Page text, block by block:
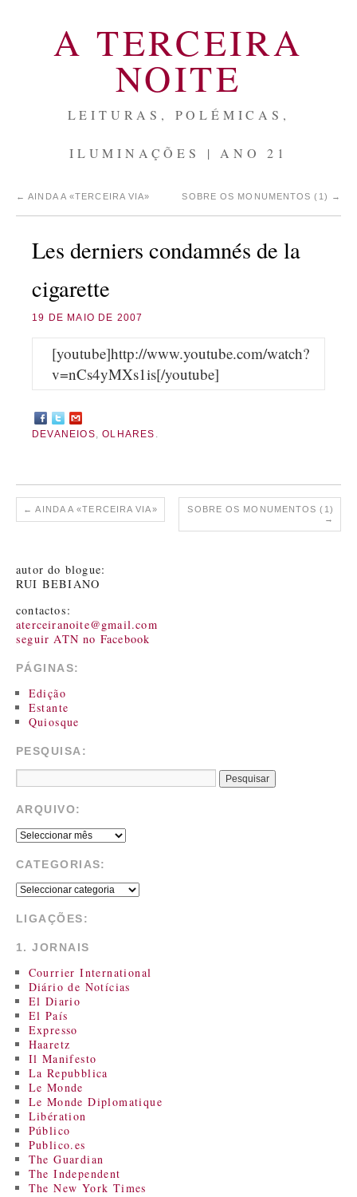
A TERCEIRA
NOITE
LEITURAS, POLÉMICAS,
ILUMINAÇÕES | ANO 21
← AINDA A «TERCEIRA VIA» SOBRE OS MONUMENTOS (1) →
Les derniers condamnés de la
cigarette
19 DE MAIO DE 2007
[youtube]http://www.youtube.com/watch?
v=nCs4yMXs1is[/youtube]
DEVANEIOS,OLHARES .
← AINDA A «TERCEIRA VIA»
SOBRE OS MONUMENTOS (1)
→
autor do blogue:
RUI BEBIANO
contactos:
aterceiranoite@gmail.com
seguir ATN no Facebook
PÁGINAS:
Edição
Estante
Quiosque
PESQUISA:
ARQUIVO:
CATEGORIAS:
LIGAÇÕES:
1. JORNAIS
Courrier International
Diário de Notícias
El Diario
El País
Expresso
Haaretz
Il Manifesto
La Repubblica
Le Monde
Le Monde Diplomatique
Libération
Público
Publico.es
The Guardian
The Independent
The New York Times